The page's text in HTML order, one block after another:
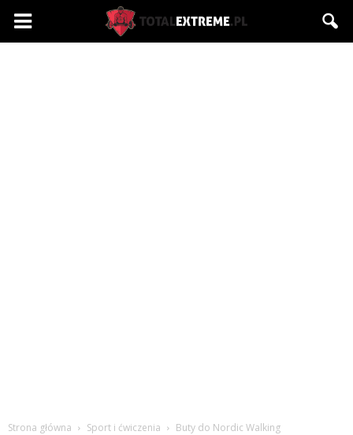
Totalextreme.pl
Strona główna Sport i ćwiczenia Buty do Nordic Walking